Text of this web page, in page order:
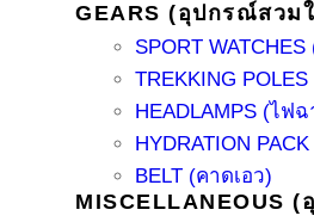
GEARS (อุปกรณ์สวม
SPORT
TREKKING
HEADLAMPS (ไฟ
HYDRATION
BELT (คาดเอว)
MISCELLANEOUS